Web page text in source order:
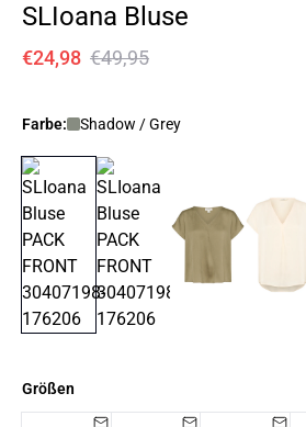
SLIoana Bluse
€24,98 €49,95
Farbe: Shadow / Grey
Größen